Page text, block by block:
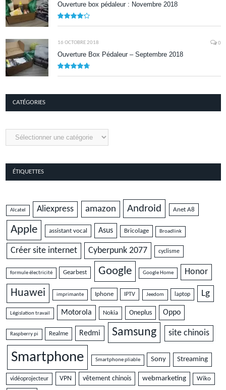
Ouverture box pédaleur : Novembre 2018
16 OCTOBRE 2018 0
Ouverture Box Pédaleur – Septembre 2018
CATÉGORIES
Catégories
ÉTIQUETTES
Alcatel Aliexpress amazon Android Anet A8
Apple assistant vocal Asus Bricolage Broadlink
Créer site internet Cyberpunk 2077 cyclisme
formule électricité Gearbest Google Google Home Honor
Huawei imprimante Iphone IPTV Jeedom laptop Lg
Législation travail Motorola Nokia Oneplus Oppo
Raspberry pi Realme Redmi Samsung site chinois
Smartphone Smartphone pliable Sony Streaming
vidéoprojecteur VPN vêtement chinois webmarketing Wiko